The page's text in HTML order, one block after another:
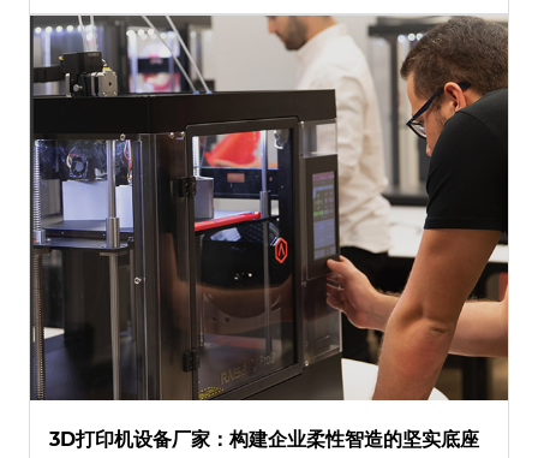
3D打印机设备厂家：构建企业柔性智造的坚实底座